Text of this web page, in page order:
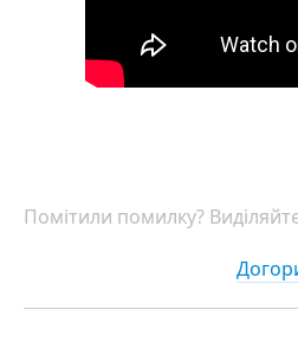
Помітили помилку?